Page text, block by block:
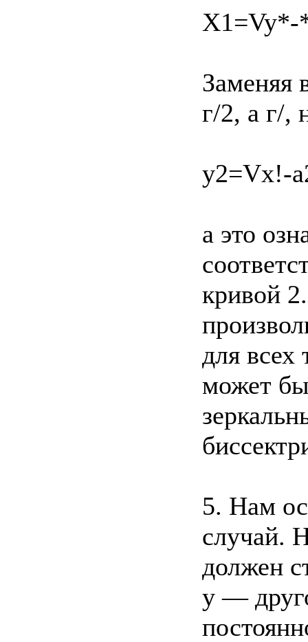
X1=Vy*-
Заменяя
г/2, а г/,
y2=Vx!-
а это
кривой
для всех
может
5. Нам
случай.
должен
у —